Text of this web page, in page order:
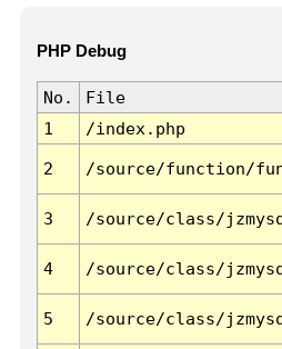
PHP Debug
No. File
1
/index.php
2 /source/function/
3 /source/class/
4 /source/class/
5 /source/class/